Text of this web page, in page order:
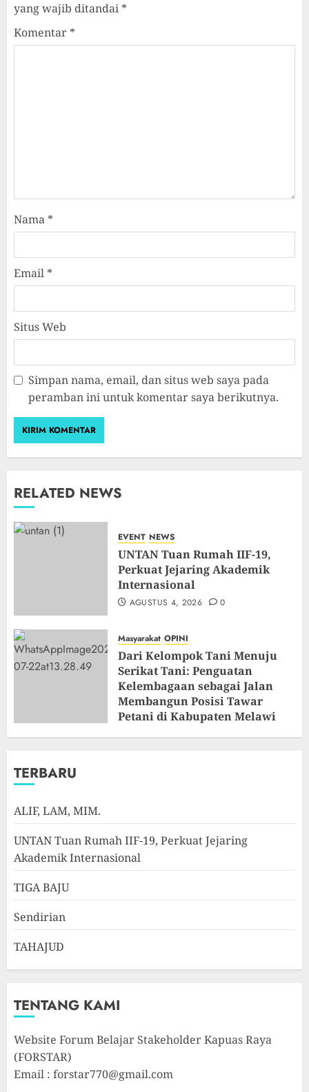
yang wajib ditandai *
Komentar *
Nama *
Email *
Situs Web
Simpan nama, email, dan situs web saya pada
peramban ini untuk komentar saya berikutnya.
RELATED NEWS
EVENT NEWS
UNTAN Tuan Rumah IIF-19,
Perkuat Jejaring Akademik
Internasional
AGUSTUS 4, 2026 0
Masyarakat OPINI
Dari Kelompok Tani Menuju
Serikat Tani: Penguatan
Kelembagaan sebagai Jalan
Membangun Posisi Tawar
Petani di Kabupaten Melawi
JULI 22, 2026 0
TERBARU
ALIF, LAM, MIM.
UNTAN Tuan Rumah IIF-19, Perkuat Jejaring
Akademik Internasional
TIGA BAJU
Sendirian
TAHAJUD
TENTANG KAMI
Website Forum Belajar Stakeholder Kapuas Raya
(FORSTAR)
Email : forstar770@gmail.com